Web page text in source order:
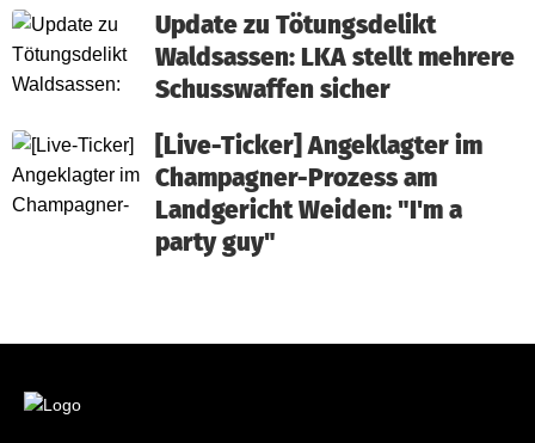
Update zu Tötungsdelikt
Waldsassen: LKA stellt mehrere
Schusswaffen sicher
[Live-Ticker] Angeklagter im
Champagner-Prozess am
Landgericht Weiden: "I'm a
party guy"